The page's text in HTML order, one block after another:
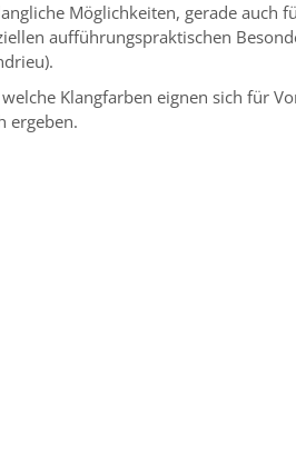
Möglichkeiten, gerade
aufführungspraktischen
Klangfarben eignen sich für
ergeben.